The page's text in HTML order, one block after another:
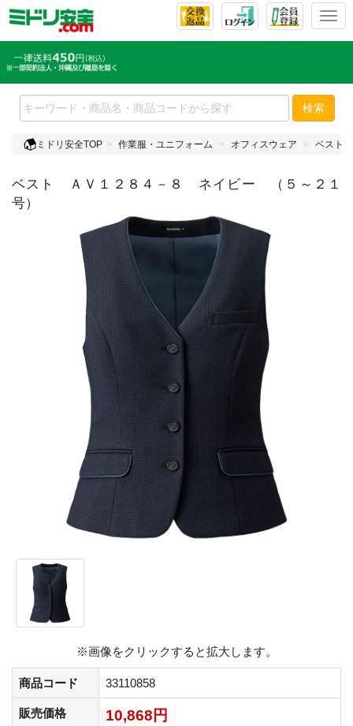
T
l
e
n
v
g
検索
ミドリ安全TOP 作業服・ユニフォーム オフィスウェア ベスト
ベスト ＡＶ１２８４－８ ネイビー （５～２１
号）
※画像をクリックすると拡大します。
商品コード 33110858
販売価格 10,868円